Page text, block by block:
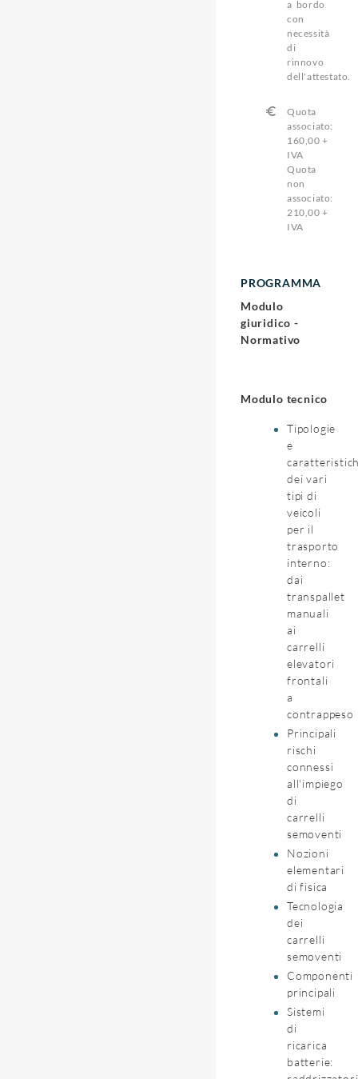
a bordo
con
necessità
di
rinnovo
dell'attestato.
Quota
associato:
160,00 +
IVA
Quota
non
associato:
210,00 +
IVA
PROGRAMMA
Modulo
giuridico -
Normativo
Modulo tecnico
Tipologie
e
dei vari
tipi di
veicoli
per il
trasporto
interno:
dai
transpallet
manuali
ai
carrelli
elevatori
frontali
a
contrappeso
Principali
rischi
connessi
all'impiego
di
carrelli
semoventi
Nozioni
elementari
di fisica
Tecnologia
dei
carrelli
semoventi
Componenti
principali
Sistemi
di
ricarica
batterie: